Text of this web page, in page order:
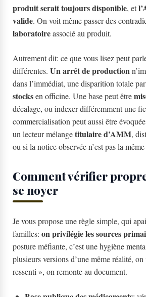
produit serait toujours disponible, et
valide. On voit même passer des
laboratoireassocié au produit.
Autrement dit: ce que vous lisez peut
différentes. Un arrêt de production
dans l’immédiat, une disparition totale
stocksen officine. Une base peut être
décalage, ou indexer différemment une
commercialisation peut aussi être
un lecteur mélangetitulaire d’AMM,
ou si la notice observée n’est pas la
Comment vérifier
se noyer
Je vous propose une règle simple, qui
familles: on privilégie les sources
posture méfiante, c’est une hygiène
plusieurs versions d’une même réalité,
ressenti », on remonte au document.